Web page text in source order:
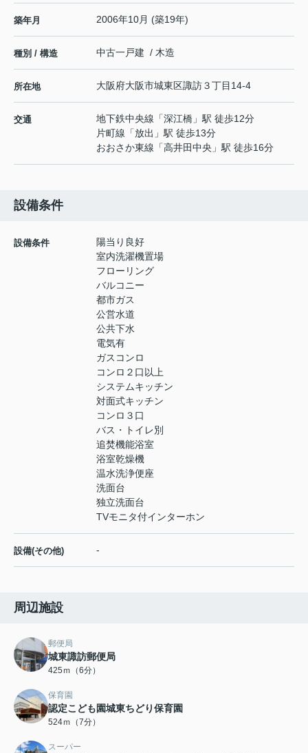
築年月 2006年10月 (築19年)
種別 / 構造 中古一戸建 / 木造
所在地 大阪府大阪市城東区諏訪３丁目14-4
交通 地下鉄中央線 「深江橋 」駅 徒歩12分
片町線 「放出 」駅 徒歩13分
おおさか東線 「高井田中央 」駅 徒歩16分
設備条件
設備条件
陽当り良好
室内洗濯機置場
フローリング
バルコニー
都市ガス
公営水道
公共下水
電気有
ガスコンロ
コンロ２口以上
システムキッチン
対面式キッチン
コンロ３口
バス・トイレ別
追焚機能浴室
浴室乾燥機
温水洗浄便座
洗面台
独立洗面台
TVモニタ付インターホン
設備(その他) -
周辺施設
郵便局
城東諏訪郵便局
425ｍ（6分）
保育園
認定こども園城東ちどり保育園
524ｍ（7分）
スーパー